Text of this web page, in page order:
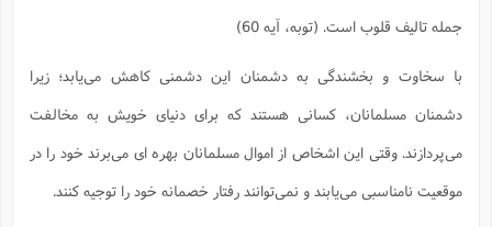
جمله تالیف قلوب است. (توبه، آیه 60)
با سخاوت و بخشندگی به دشمنان این دشمنی کاهش می‌یابد؛ زیرا
دشمنان مسلمانان، کسانی هستند که برای دنیای خویش به مخالفت
می‌پردازند. وقتی این اشخاص از اموال مسلمانان بهره ای می‌برند خود را در
موقعیت نامناسبی می‌یابند و نمی‌توانند رفتار خصمانه خود را توجیه کنند.